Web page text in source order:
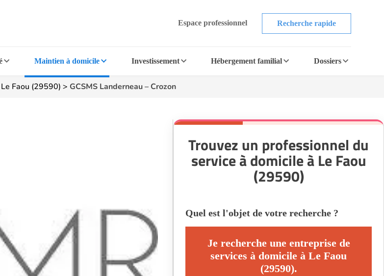
Espace professionnel Recherche rapide
Maintien à domicile Investissement Hébergement familial Dossiers
Le Faou (29590) > GCSMS Landerneau – Crozon
Trouvez un professionnel du
service à domicile à Le Faou
(29590)
Quel est l'objet de votre recherche ?
Je recherche une entreprise de
services à domicile à Le Faou
(29590).